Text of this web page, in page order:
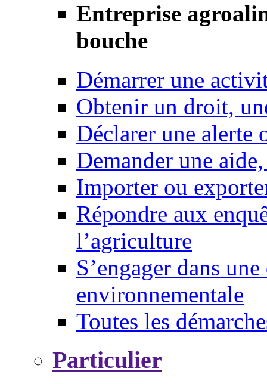
Entreprise
bouche
Démarrer une
Obtenir un droit,
Déclarer une alerte
Demander une
Importer ou
Répondre aux
l’agriculture
S’engager dans
environnementale
Toutes les
Particulier